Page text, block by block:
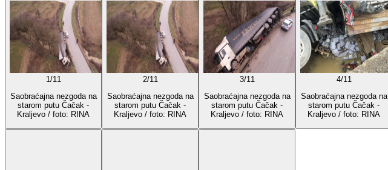
1 /11
Saobraćajna nezgoda na
starom putu Čačak -
Kraljevo / foto: RINA
2/11
Saobraćajna nezgoda na
starom putu Čačak -
Kraljevo / foto: RINA
3/11
Saobraćajna nezgoda na
starom putu Čačak -
Kraljevo / foto: RINA
4/11
Saobraćajna nezgoda na
starom putu Čačak -
Kraljevo / foto: RINA